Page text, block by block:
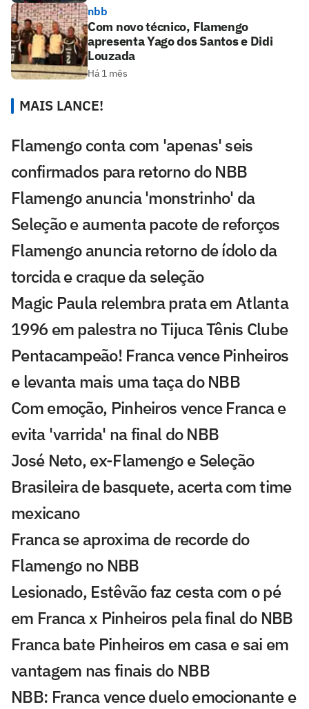
nbb
Com novo técnico, Flamengo
apresenta Yago dos Santos e Didi
Louzada
Há 1 mês
MAIS LANCE!
Flamengo conta com 'apenas' seis
confirmados para retorno do NBB
Flamengo anuncia 'monstrinho' da
Seleção e aumenta pacote de reforços
Flamengo anuncia retorno de ídolo da
torcida e craque da seleção
Magic Paula relembra prata em Atlanta
1996 em palestra no Tijuca Tênis Clube
Pentacampeão! Franca vence Pinheiros
e levanta mais uma taça do NBB
Com emoção, Pinheiros vence Franca e
evita 'varrida' na final do NBB
José Neto, ex-Flamengo e Seleção
Brasileira de basquete, acerta com time
mexicano
Franca se aproxima de recorde do
Flamengo no NBB
Lesionado, Estêvão faz cesta com o pé
em Franca x Pinheiros pela final do NBB
Franca bate Pinheiros em casa e sai em
vantagem nas finais do NBB
NBB: Franca vence duelo emocionante e